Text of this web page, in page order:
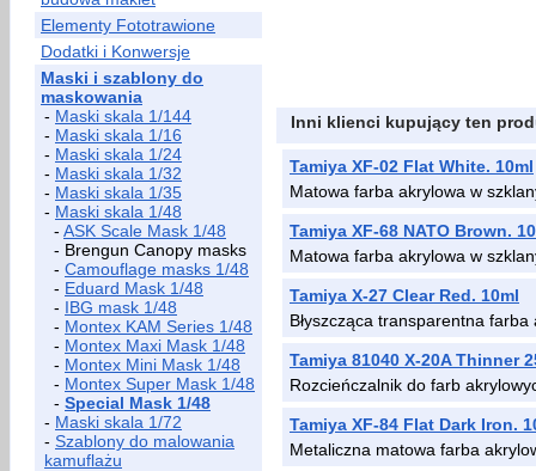
Elementy Fototrawione
Dodatki i Konwersje
Maski i szablony do
maskowania
- Maski skala 1/144
- Maski skala 1/16
- Maski skala 1/24
- Maski skala 1/32
- Maski skala 1/35
- Maski skala 1/48
- ASK Scale Mask 1/48
- Brengun Canopy masks
- Camouflage masks 1/48
- Eduard Mask 1/48
- IBG mask 1/48
- Montex KAM Series 1/48
- Montex Maxi Mask 1/48
- Montex Mini Mask 1/48
- Montex Super Mask 1/48
- Special Mask 1/48
- Maski skala 1/72
- Szablony do malowania
kamuflażu
Inni klienci kupujący ten
Tamiya XF-02 Flat White. 10ml
Matowa farba akrylowa w
Tamiya XF-68 NATO Brown.
Matowa farba akrylowa w
Tamiya X-27 Clear Red. 10ml
Błyszcząca transparentna
Tamiya 81040 X-20A Thinner
Rozcieńczalnik do farb
Tamiya XF-84 Flat Dark Iron.
Metaliczna matowa farba